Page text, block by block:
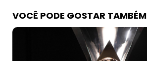
VOCÊ PODE GOSTAR TAMBÉM